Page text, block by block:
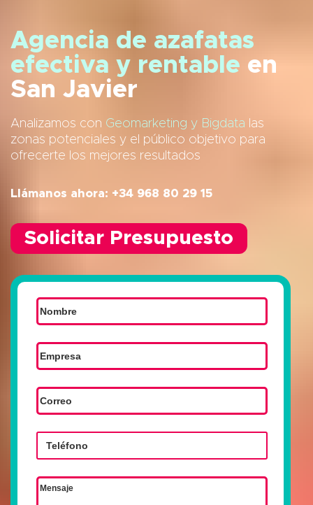
Agencia de azafatas
efectiva y rentable en
San Javier
Analizamos con Geomarketing y Bigdata las
zonas potenciales y el público objetivo para
ofrecerte los mejores resultados
Llámanos ahora: +34 968 80 29 15
Solicitar Presupuesto